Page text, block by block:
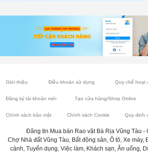
Giới thiệu Điều khoản sử dụng Quy chế hoạt
Đăng ký tài khoản mới Tạo cửa hàng/Shop Online
Chính sách bảo mật Chính sách Cookie Quy định
Đăng tin Mua bán Rao vặt Bà Rịa Vũng Tàu -
Chợ Nhà đất Vũng Tàu, Bất động sản, Ô tô, Xe máy,
cảnh, Tuyển dụng, Việc làm, Khách sạn, Ăn uống,